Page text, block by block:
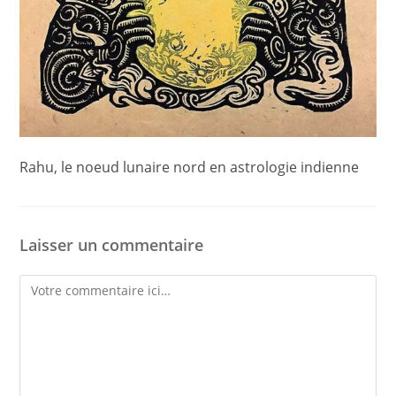
Rahu, le noeud lunaire nord en astrologie indienne
Laisser un commentaire
Comment